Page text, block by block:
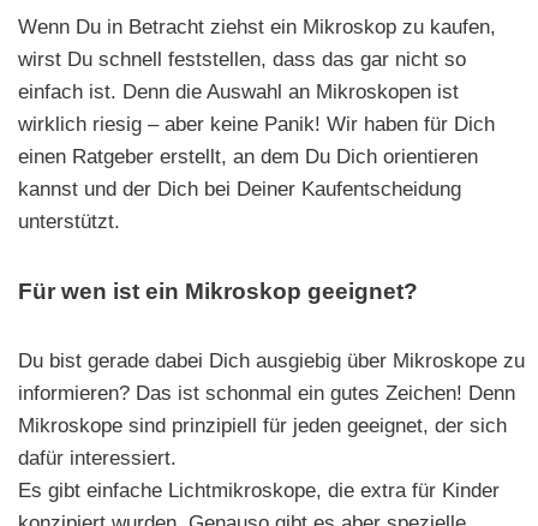
Wenn Du in Betracht ziehst ein Mikroskop zu kaufen,
wirst Du schnell feststellen, dass das gar nicht so
einfach ist. Denn die Auswahl an Mikroskopen ist
wirklich riesig – aber keine Panik! Wir haben für Dich
einen Ratgeber erstellt, an dem Du Dich orientieren
kannst und der Dich bei Deiner Kaufentscheidung
unterstützt.
Für wen ist ein Mikroskop geeignet?
Du bist gerade dabei Dich ausgiebig über Mikroskope zu
informieren? Das ist schonmal ein gutes Zeichen! Denn
Mikroskope sind prinzipiell für jeden geeignet, der sich
dafür interessiert.
Es gibt einfache Lichtmikroskope, die extra für Kinder